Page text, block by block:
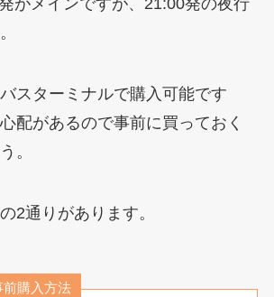
がメインですが、21:00発の夜行
スターミナルで購入可能です
配があるので事前に買っておく
。
2通りがあります。
購入方法